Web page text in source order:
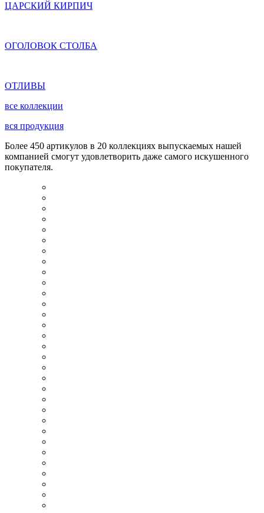
ЦАРСКИЙ КИРПИЧ
ОГОЛОВОК СТОЛБА
ОТЛИВЫ
все коллекции
вся продукция
Более 450 артикулов в 20 коллекциях выпускаемых нашей
компанией смогут удовлетворить даже самого искушенного
покупателя.